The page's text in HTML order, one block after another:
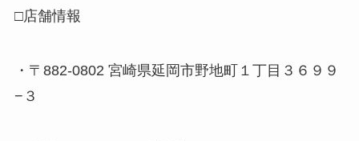
□店舗情報
・〒882-0802 宮崎県延岡市野地町１丁目３６９９
−３